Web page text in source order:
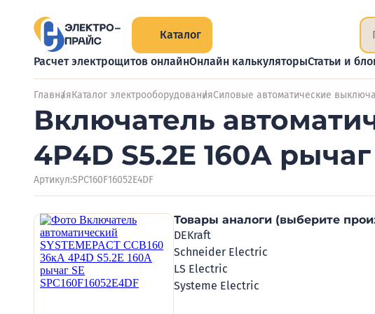
Каталог
Расчет электрощитов онлайнОнлайн калькуляторыСтатьи и
ГлавнаяКаталог электрооборудованияСиловые автоматические
Включатель
4P4D S5.2E 160А рычаг
Артикул:SPC160F16052E4DF
Товары аналоги (выберите
DEKraft
Schneider Electric
LS Electric
Systeme Electric